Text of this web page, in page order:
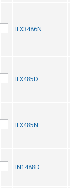
ILX3486N
ILX485D
ILX485N
IN1488D